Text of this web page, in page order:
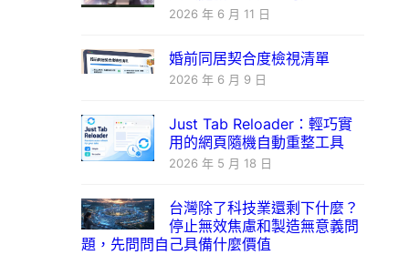
2026 年 6 月 11 日
婚前同居契合度檢視清單
2026 年 6 月 9 日
Just Tab Reloader：輕巧實
用的網頁隨機自動重整工具
2026 年 5 月 18 日
台灣除了科技業還剩下什麼？
停止無效焦慮和製造無意義問
題，先問問自己具備什麼價值